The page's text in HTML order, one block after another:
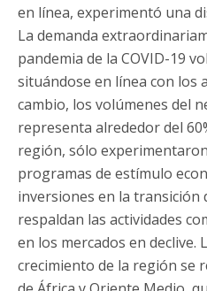
en línea, experimentó una
La demanda
pandemia de la COVID-19
situándose en línea con los
cambio, los volúmenes del
representa alrededor del
región, sólo
programas de estímulo
inversiones en la transición
respaldan las actividades
en los mercados en declive.
crecimiento de la región se